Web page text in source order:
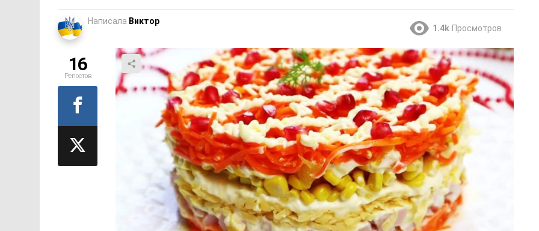
Написала Виктор
1.4k Просмотров
16
Репостов